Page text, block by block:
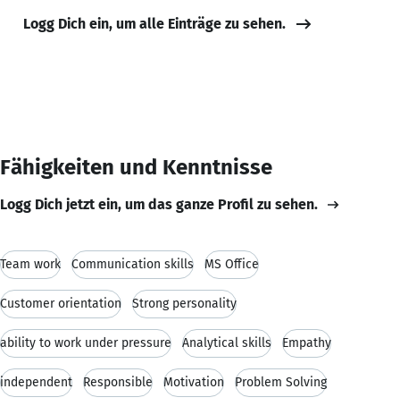
Logg Dich ein, um alle Einträge zu sehen.
Fähigkeiten und Kenntnisse
Logg Dich jetzt ein, um das ganze Profil zu sehen.
Team work Communication skills MS Office
Customer orientation Strong personality
ability to work under pressure Analytical skills Empathy
independent Responsible Motivation Problem Solving